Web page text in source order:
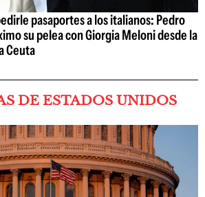
pasaportes a los italianos: Pedro
su pelea con Giorgia Meloni desde la
Ceuta
DE ESTADOS UNIDOS